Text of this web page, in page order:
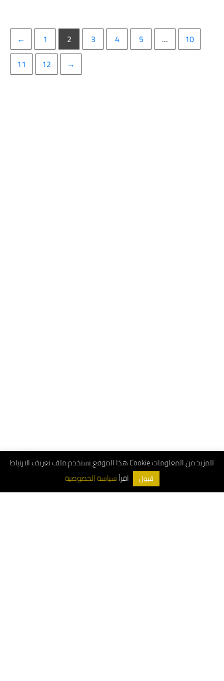
← 1 2 3 4 5 …
10
11
12 →
هذا الموقع يستخدم ملف تعريف الارتباط Cookie للمزيد من المعلومات
اقرأ
قبول